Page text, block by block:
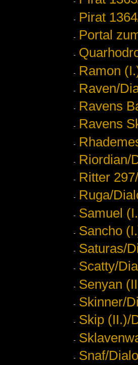
Pirat
Portal
Ramon
Raven/
Ravens
Ravens
Riordian/
Ritter
Ruga/
Samuel
Sancho
Saturas/
Scatty/
Senyan
Skinner/
Skip (II.)/
Snaf/